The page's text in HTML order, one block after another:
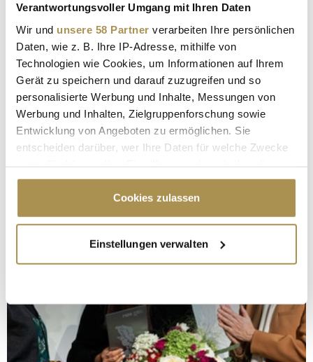
Verantwortungsvoller Umgang mit Ihren Daten
Wir und unsere 58 Partner verarbeiten Ihre persönlichen
Daten, wie z. B. Ihre IP-Adresse, mithilfe von
Technologien wie Cookies, um Informationen auf Ihrem
Gerät zu speichern und darauf zuzugreifen und so
personalisierte Werbung und Inhalte, Messungen von
Werbung und Inhalten, Zielgruppenforschung sowie
Entwicklung von Angeboten zu ermöglichen. Sie
entscheiden darüber, wer Ihre Daten für welche Zwecke
Cookie-Erklärung oder durch Klicken auf das Privacy
Trigger Symbol ändern oder widerrufen
Informationen über Ihre geografische Lage
erfassen, welche bis auf einige Meter genau sein
bestimmten Merkmalen (Fingerprinting) identifizieren
Erfahren Sie mehr darüber, wie Ihre persönlichen Daten
verarbeitet werden, und legen Sie Ihre Präferenzen im
Cookies zulassen
Einstellungen verwalten